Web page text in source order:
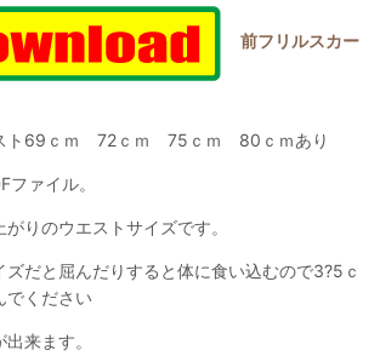
前フリルスカー
ト69ｃｍ 72ｃｍ 75ｃｍ 80ｃｍあり
ァイル。
りのウエストサイズです。
だと屈んだりすると体に食い込むので3?5ｃ
でください
来ます。